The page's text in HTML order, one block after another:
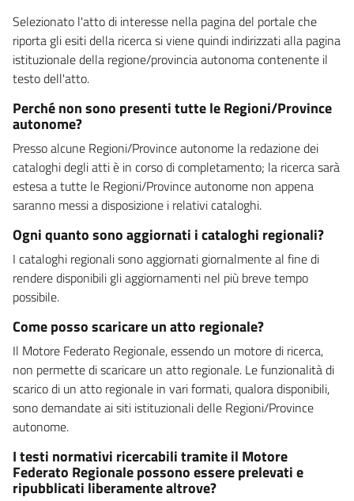
Selezionato l'atto di interesse nella pagina del portale che
riporta gli esiti della ricerca si viene quindi indirizzati alla pagina
istituzionale della regione/provincia autonoma contenente il
testo dell'atto.
Perché non sono presenti tutte le Regioni/Province
autonome?
Presso alcune Regioni/Province autonome la redazione dei
cataloghi degli atti è in corso di completamento; la ricerca sarà
estesa a tutte le Regioni/Province autonome non appena
saranno messi a disposizione i relativi cataloghi.
Ogni quanto sono aggiornati i cataloghi regionali?
I cataloghi regionali sono aggiornati giornalmente al fine di
rendere disponibili gli aggiornamenti nel più breve tempo
possibile.
Come posso scaricare un atto regionale?
Il Motore Federato Regionale, essendo un motore di ricerca,
non permette di scaricare un atto regionale. Le funzionalità di
scarico di un atto regionale in vari formati, qualora disponibili,
sono demandate ai siti istituzionali delle Regioni/Province
autonome.
I testi normativi ricercabili tramite il Motore
Federato Regionale possono essere prelevati e
ripubblicati liberamente altrove?